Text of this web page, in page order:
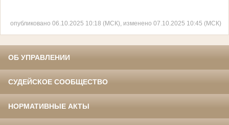
опубликовано 06.10.2025 10:18 (МСК), изменено 07.10.2025 10:45 (МСК)
ОБ УПРАВЛЕНИИ
СУДЕЙСКОЕ СООБЩЕСТВО
НОРМАТИВНЫЕ АКТЫ